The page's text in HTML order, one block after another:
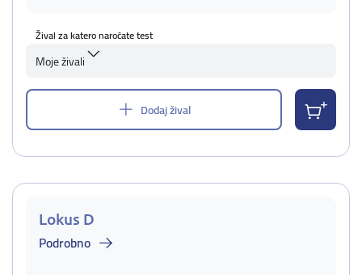
Žival za katero naročate test
Moje živali
Dodaj žival
Lokus D
Podrobno